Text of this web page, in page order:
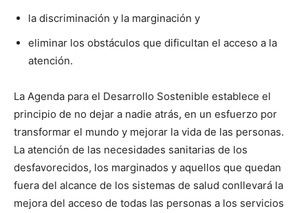
la discriminación y la marginación y
eliminar los obstáculos que dificultan el acceso a la
atención.
La Agenda para el Desarrollo Sostenible establece el
principio de no dejar a nadie atrás, en un esfuerzo por
transformar el mundo y mejorar la vida de las personas.
La atención de las necesidades sanitarias de los
desfavorecidos, los marginados y aquellos que quedan
fuera del alcance de los sistemas de salud conllevará la
mejora del acceso de todas las personas a los servicios